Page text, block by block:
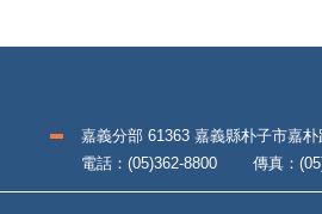
嘉義分部 61363 嘉義縣朴子市嘉
電話：(05)362-8800 傳真：